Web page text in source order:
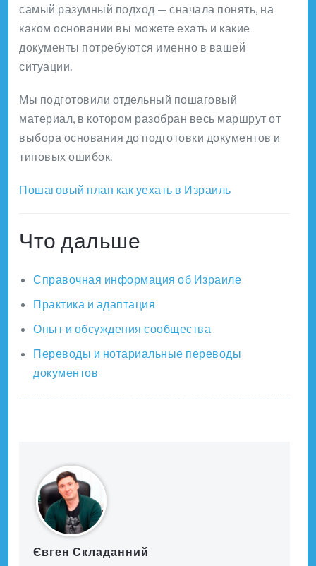
самый разумный подход — сначала понять, на
каком основании вы можете ехать и какие
документы потребуются именно в вашей
ситуации.
Мы подготовили отдельный пошаговый
материал, в котором разобран весь маршрут от
выбора основания до подготовки документов и
типовых ошибок.
Пошаговый план как уехать в Израиль
Что дальше
Справочная информация об Израиле
Практика и адаптация
Опыт и обсуждения сообщества
Переводы и нотариальные переводы
документов
Євген Складанний